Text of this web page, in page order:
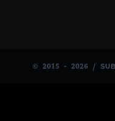
© 2015 - 2026 /